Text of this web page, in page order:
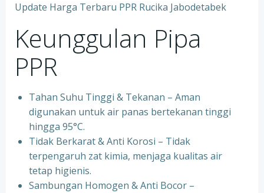
Update Harga Terbaru PPR Rucika Jabodetabek
Keunggulan Pipa
PPR
Tahan Suhu Tinggi & Tekanan – Aman
digunakan untuk air panas bertekanan tinggi
hingga 95°C.
⁠Tidak Berkarat & Anti Korosi – Tidak
terpengaruh zat kimia, menjaga kualitas air
tetap higienis.
⁠Sambungan Homogen & Anti Bocor –